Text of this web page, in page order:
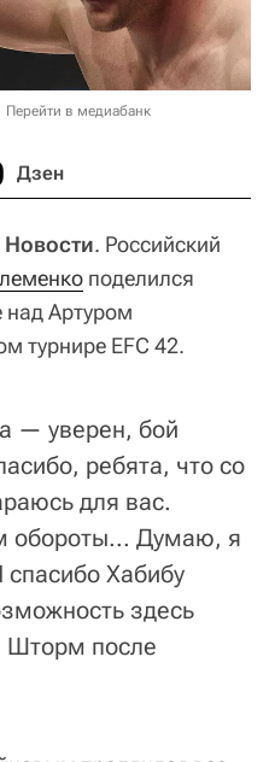
Перейти в медиабанк
Дзен
. Российский
поделился
над Артуром
турнире EFC 42.
— уверен, бой
ребята, что со
для вас.
обороты... Думаю, я
Хабибу
здесь
Шторм после